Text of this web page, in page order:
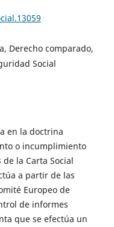
Derecho comparado,
Social
en la doctrina
o incumplimiento
la Carta Social
a partir de las
Europeo de
de informes
que se efectúa un